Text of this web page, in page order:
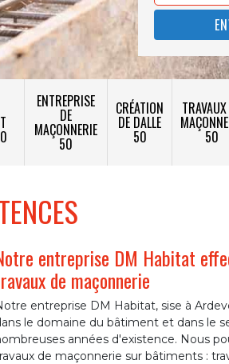
ENTREPRISE
DE
MAÇONNERIE
50
CRÉATION
DE DALLE
50 50
entreprise DM Habitat
de maçonnerie
entreprise DM Habitat, sise à
le domaine du bâtiment et dans le
années d'existence. Nous
de maçonnerie sur bâtiments :